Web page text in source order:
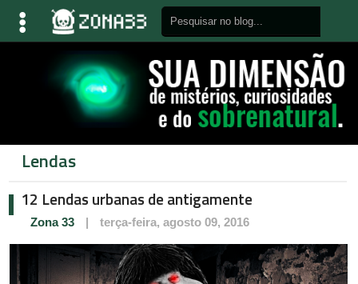
Lendas
12 Lendas urbanas de antigamente
Zona 33 terça-feira, agosto 09, 2016